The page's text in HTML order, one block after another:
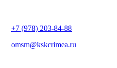
+7 (978) 203-84-88
omsm@kskcrimea.ru